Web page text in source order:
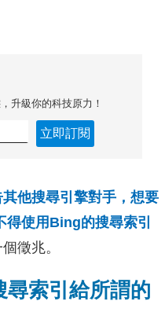
升級你的科技原力！
立即訂閱
他搜尋引擎對手，想要
使用Bing的搜尋索引
徵兆。
索引給所謂的